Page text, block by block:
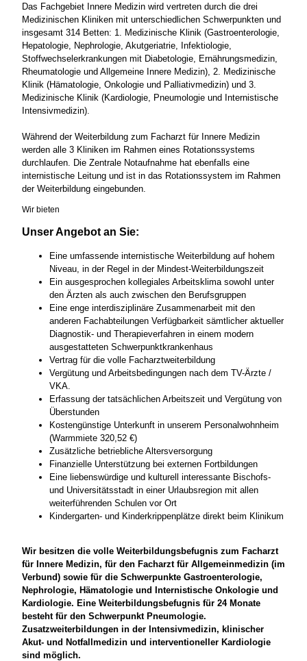
Das Fachgebiet Innere Medizin wird vertreten durch die drei
Medizinischen Kliniken mit unterschiedlichen Schwerpunkten und
insgesamt 314 Betten: 1. Medizinische Klinik (Gastroenterologie,
Hepatologie, Nephrologie, Akutgeriatrie, Infektiologie,
Stoffwechselerkrankungen mit Diabetologie, Ernährungsmedizin,
Rheumatologie und Allgemeine Innere Medizin), 2. Medizinische
Klinik (Hämatologie, Onkologie und Palliativmedizin) und 3.
Medizinische Klinik (Kardiologie, Pneumologie und Internistische
Intensivmedizin).
Während der Weiterbildung zum Facharzt für Innere Medizin
werden alle 3 Kliniken im Rahmen eines Rotationssystems
durchlaufen. Die Zentrale Notaufnahme hat ebenfalls eine
internistische Leitung und ist in das Rotationssystem im Rahmen
der Weiterbildung eingebunden.
Wir bieten
Unser Angebot an Sie:
Eine umfassende internistische Weiterbildung auf hohem
Niveau, in der Regel in der Mindest-Weiterbildungszeit
Ein ausgesprochen kollegiales Arbeitsklima sowohl unter
den Ärzten als auch zwischen den Berufsgruppen
Eine enge interdisziplinäre Zusammenarbeit mit den
anderen Fachabteilungen Verfügbarkeit sämtlicher aktueller
Diagnostik- und Therapieverfahren in einem modern
ausgestatteten Schwerpunktkrankenhaus
Vertrag für die volle Facharztweiterbildung
Vergütung und Arbeitsbedingungen nach dem TV-Ärzte /
VKA.
Erfassung der tatsächlichen Arbeitszeit und Vergütung von
Überstunden
Kostengünstige Unterkunft in unserem Personalwohnheim
(Warmmiete 320,52 €)
Zusätzliche betriebliche Altersversorgung
Finanzielle Unterstützung bei externen Fortbildungen
Eine liebenswürdige und kulturell interessante Bischofs-
und Universitätsstadt in einer Urlaubsregion mit allen
weiterführenden Schulen vor Ort
Kindergarten- und Kinderkrippenplätze direkt beim Klinikum
Wir besitzen die volle Weiterbildungsbefugnis zum Facharzt
für Innere Medizin, für den Facharzt für Allgemeinmedizin (im
Verbund) sowie für die Schwerpunkte Gastroenterologie,
Nephrologie, Hämatologie und Internistische Onkologie und
Kardiologie. Eine Weiterbildungsbefugnis für 24 Monate
besteht für den Schwerpunkt Pneumologie.
Zusatzweiterbildungen in der Intensivmedizin, klinischer
Akut- und Notfallmedizin und interventioneller Kardiologie
sind möglich.